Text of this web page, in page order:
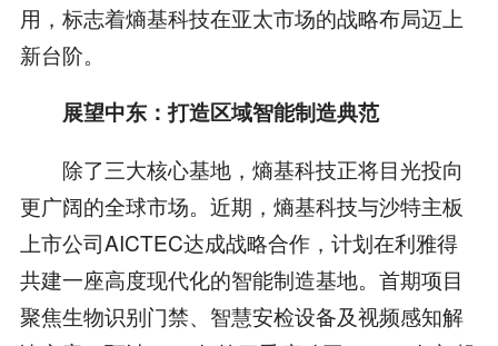
用，标志着熵基科技在亚太市场的战略布局迈上
新台阶。
展望中东：打造区域智能制造典范
除了三大核心基地，熵基科技正将目光投向
更广阔的全球市场。近期，熵基科技与沙特主板
上市公司AICTEC达成战略合作，计划在利雅得
共建一座高度现代化的智能制造基地。首期项目
聚焦生物识别门禁、智慧安检设备及视频感知解